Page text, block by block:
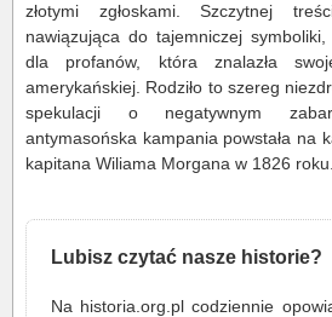
złotymi zgłoskami. Szczytnej
nawiązująca do tajemniczej
dla profanów, która znalazła
amerykańskiej. Rodziło to szereg
spekulacji o negatywnym
antymasońska kampania powstała na
kapitana Wiliama Morgana w 1826 roku.
Lubisz czytać nasze historie?
Na historia.org.pl codziennie